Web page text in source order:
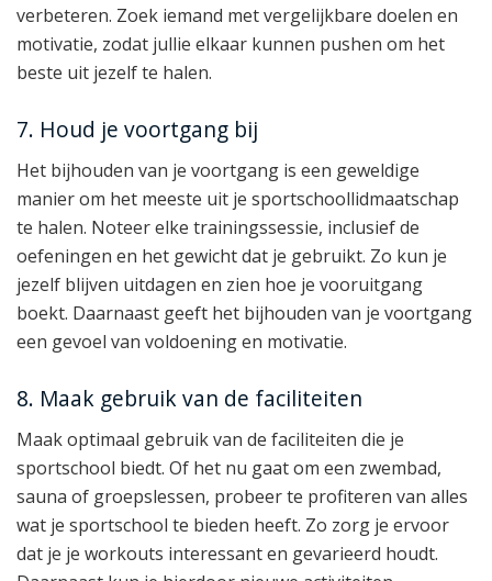
verbeteren. Zoek iemand met vergelijkbare doelen en
motivatie, zodat jullie elkaar kunnen pushen om het
beste uit jezelf te halen.
7. Houd je voortgang bij
Het bijhouden van je voortgang is een geweldige
manier om het meeste uit je sportschoollidmaatschap
te halen. Noteer elke trainingssessie, inclusief de
oefeningen en het gewicht dat je gebruikt. Zo kun je
jezelf blijven uitdagen en zien hoe je vooruitgang
boekt. Daarnaast geeft het bijhouden van je voortgang
een gevoel van voldoening en motivatie.
8. Maak gebruik van de faciliteiten
Maak optimaal gebruik van de faciliteiten die je
sportschool biedt. Of het nu gaat om een zwembad,
sauna of groepslessen, probeer te profiteren van alles
wat je sportschool te bieden heeft. Zo zorg je ervoor
dat je je workouts interessant en gevarieerd houdt.